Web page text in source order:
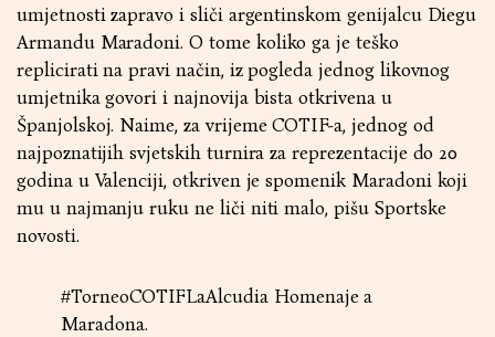
umjetnosti zapravo i sliči argentinskom genijalcu Diegu
Armandu Maradoni. O tome koliko ga je teško
replicirati na pravi način, iz pogleda jednog likovnog
umjetnika govori i najnovija bista otkrivena u
Španjolskoj. Naime, za vrijeme COTIF-a, jednog od
najpoznatijih svjetskih turnira za reprezentacije do 20
godina u Valenciji, otkriven je spomenik Maradoni koji
mu u najmanju ruku ne liči niti malo, pišu Sportske
novosti.
#TorneoCOTIFLaAlcudiaHomenaje a
Maradona.